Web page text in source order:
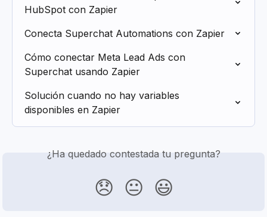
HubSpot con Zapier
Conecta Superchat Automations con Zapier
Cómo conectar Meta Lead Ads con
Superchat usando Zapier
Solución cuando no hay variables
disponibles en Zapier
¿Ha quedado contestada tu pregunta?
😞 😐 😃